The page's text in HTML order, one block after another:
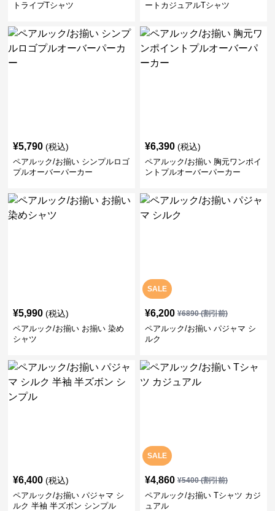
トライプTシャツ
ートカジュアルTシャツ
¥5,790 (税込)
ペアルック/お揃い シンプルロゴ
プルオーバーパーカー
¥6,390 (税込)
ペアルック/お揃い 胸元ワンポイ
ントプルオーバーパーカー
¥5,990 (税込)
ペアルック/お揃い お揃い 染め
シャツ
SALE
¥6,200 ¥6890(割引前)
ペアルック/お揃い パジャマ シ
ルク
¥6,400 (税込)
ペアルック/お揃い パジャマ シ
ルク 半袖 半ズボン シンプル
SALE
¥4,860 ¥5400(割引前)
ペアルック/お揃い Tシャツ カジ
ュアル